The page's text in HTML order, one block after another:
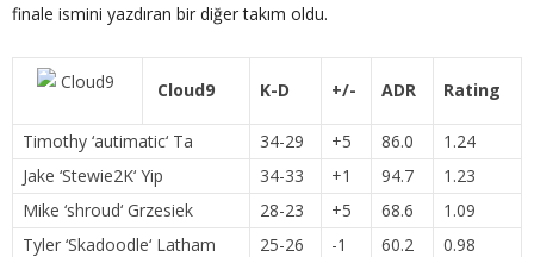
finale ismini yazdıran bir diğer takım oldu.
Cloud9 K-D +/- ADR Rating
Timothy ‘autimatic‘ Ta 34-29 +5 86.0
1.24
Jake ‘Stewie2K‘ Yip 34-33 +1 94.7
1.23
Mike ‘shroud‘ Grzesiek 28-23 +5 68.6
1.09
Tyler ‘Skadoodle‘ Latham 25-26 -1 60.2
0.98